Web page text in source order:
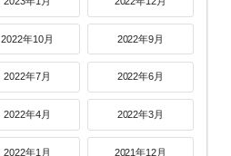
2022年10月 2022年9月
2022年7月 2022年6月
2022年4月 2022年3月
2022年1月 2021年12月